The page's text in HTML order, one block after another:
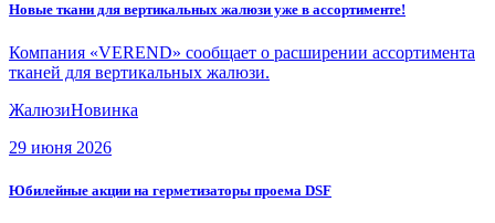
Новые ткани для вертикальных жалюзи уже в ассортименте!
Компания «VEREND» сообщает о расширении ассортимента
тканей для вертикальных жалюзи.
ЖалюзиНовинка
29 июня 2026
Юбилейные акции на герметизаторы проема DSF